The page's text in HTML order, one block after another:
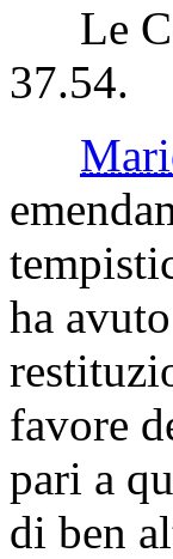
Le
37.54.
ha
favore
pari a
di ben